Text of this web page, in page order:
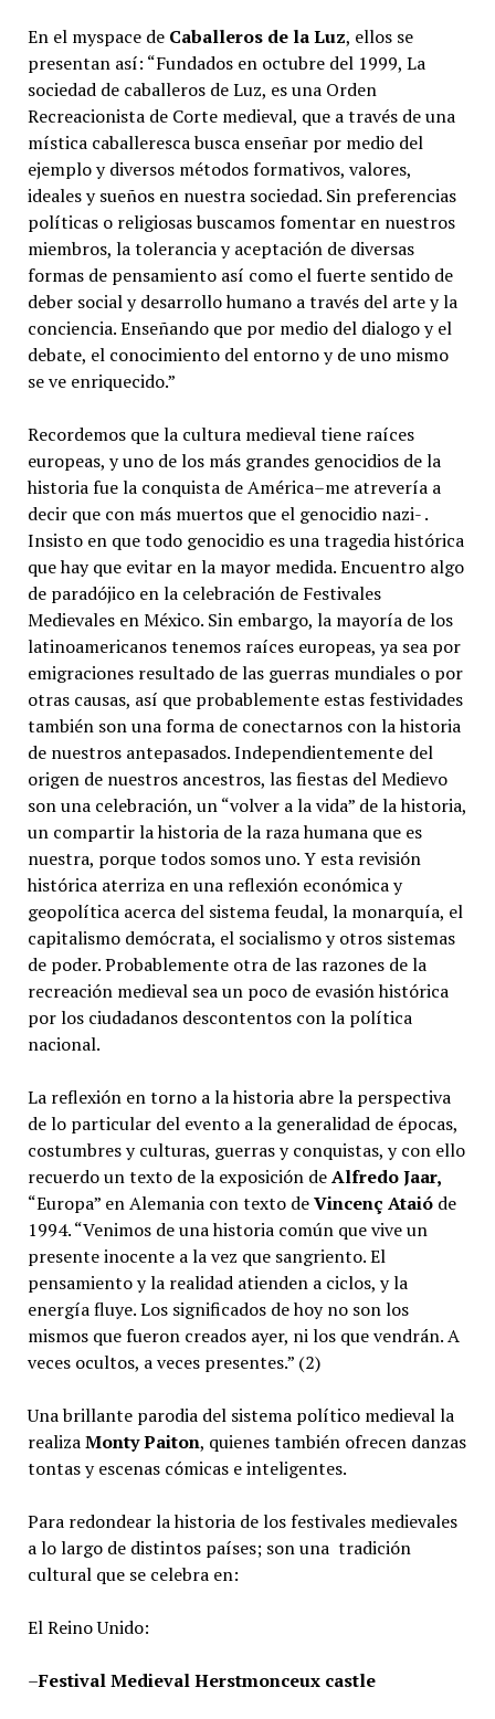
En el myspace de Caballeros de la Luz, ellos se
presentan así: “Fundados en octubre del 1999, La
sociedad de caballeros de Luz, es una Orden
Recreacionista de Corte medieval, que a través de una
mística caballeresca busca enseñar por medio del
ejemplo y diversos métodos formativos, valores,
ideales y sueños en nuestra sociedad. Sin preferencias
políticas o religiosas buscamos fomentar en nuestros
miembros, la tolerancia y aceptación de diversas
formas de pensamiento así como el fuerte sentido de
deber social y desarrollo humano a través del arte y la
conciencia. Enseñando que por medio del dialogo y el
debate, el conocimiento del entorno y de uno mismo
se ve enriquecido.”
Recordemos que la cultura medieval tiene raíces
europeas, y uno de los más grandes genocidios de la
historia fue la conquista de América–me atrevería a
decir que con más muertos que el genocidio nazi- .
Insisto en que todo genocidio es una tragedia histórica
que hay que evitar en la mayor medida. Encuentro algo
de paradójico en la celebración de Festivales
Medievales en México. Sin embargo, la mayoría de los
latinoamericanos tenemos raíces europeas, ya sea por
emigraciones resultado de las guerras mundiales o por
otras causas, así que probablemente estas festividades
también son una forma de conectarnos con la historia
de nuestros antepasados. Independientemente del
origen de nuestros ancestros, las fiestas del Medievo
son una celebración, un “volver a la vida” de la historia,
un compartir la historia de la raza humana que es
nuestra, porque todos somos uno. Y esta revisión
histórica aterriza en una reflexión económica y
geopolítica acerca del sistema feudal, la monarquía, el
capitalismo demócrata, el socialismo y otros sistemas
de poder. Probablemente otra de las razones de la
recreación medieval sea un poco de evasión histórica
por los ciudadanos descontentos con la política
nacional.
La reflexión en torno a la historia abre la perspectiva
de lo particular del evento a la generalidad de épocas,
costumbres y culturas, guerras y conquistas, y con ello
recuerdo un texto de la exposición deAlfredo Jaar,
“Europa” en Alemania con texto deVincenç Ataióde
1994. “Venimos de una historia común que vive un
presente inocente a la vez que sangriento. El
pensamiento y la realidad atienden a ciclos, y la
energía fluye. Los significados de hoy no son los
mismos que fueron creados ayer, ni los que vendrán. A
veces ocultos, a veces presentes.” (2)
Una brillante parodia del sistema político medieval la
realizaMonty Paiton, quienes también ofrecen danzas
tontas y escenas cómicas e inteligentes.
Para redondear la historia de los festivales medievales
a lo largo de distintos países; son una tradición
cultural que se celebra en:
El Reino Unido:
–Festival Medieval Herstmonceux castle